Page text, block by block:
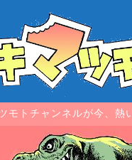
モトチャンネルが今、熱